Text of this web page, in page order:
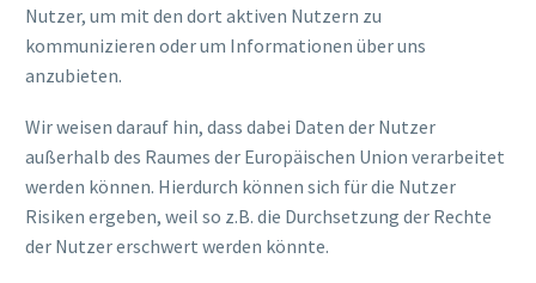
Nutzer, um mit den dort aktiven Nutzern zu
kommunizieren oder um Informationen über uns
anzubieten.
Wir weisen darauf hin, dass dabei Daten der Nutzer
außerhalb des Raumes der Europäischen Union verarbeitet
werden können. Hierdurch können sich für die Nutzer
Risiken ergeben, weil so z.B. die Durchsetzung der Rechte
der Nutzer erschwert werden könnte.